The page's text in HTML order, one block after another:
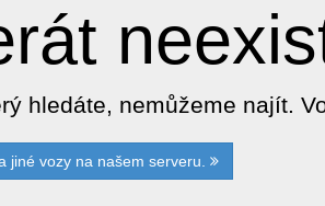
hledáte, nemůžeme najít.
jiné vozy na našem serveru.